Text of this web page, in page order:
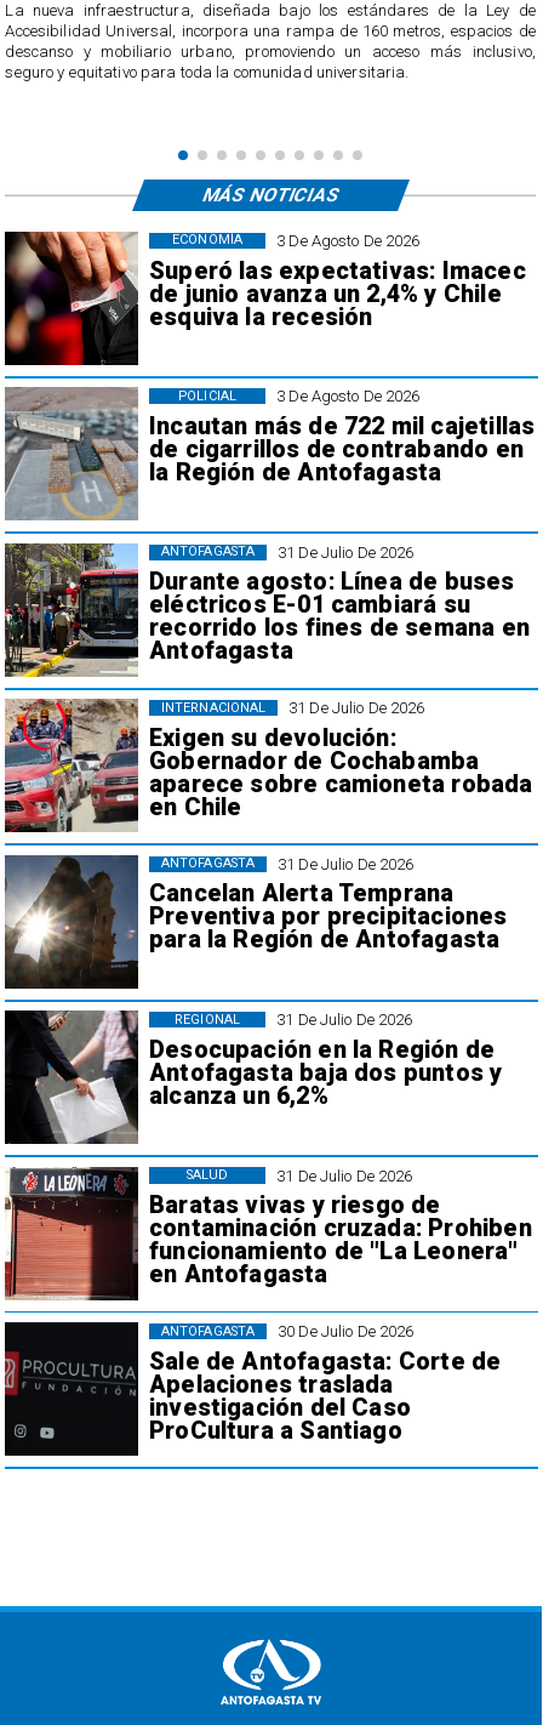
​La nueva infraestructura, diseñada bajo los estándares de la Ley de
Accesibilidad Universal, incorpora una rampa de 160 metros, espacios de
descanso y mobiliario urbano, promoviendo un acceso más inclusivo,
seguro y equitativo para toda la comunidad universitaria.
3 De Agosto De 2026
Superó las expectativas: Imacec
de junio avanza un 2,4% y Chile
esquiva la recesión
ECONOMÍA
3 De Agosto De 2026
Incautan más de 722 mil cajetillas
de cigarrillos de contrabando en
la Región de Antofagasta
POLICIAL
31 De Julio De 2026
Durante agosto: Línea de buses
eléctricos E-01 cambiará su
recorrido los fines de semana en
Antofagasta
ANTOFAGASTA
31 De Julio De 2026
Exigen su devolución:
Gobernador de Cochabamba
aparece sobre camioneta robada
en Chile
INTERNACIONAL
31 De Julio De 2026
Cancelan Alerta Temprana
Preventiva por precipitaciones
para la Región de Antofagasta
ANTOFAGASTA
31 De Julio De 2026
Desocupación en la Región de
Antofagasta baja dos puntos y
alcanza un 6,2%
REGIONAL
31 De Julio De 2026
Baratas vivas y riesgo de
contaminación cruzada: Prohiben
funcionamiento de "La Leonera"
en Antofagasta
SALUD
30 De Julio De 2026
Sale de Antofagasta: Corte de
Apelaciones traslada
investigación del Caso
ProCultura a Santiago
ANTOFAGASTA
MÁS NOTICIAS